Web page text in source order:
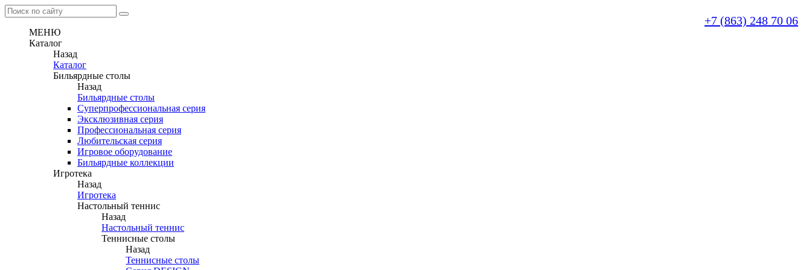
+7 (863) 248 70 06
МЕНЮ
Каталог
Назад
Каталог
Бильярдные столы
Назад
Бильярдные столы
Суперпрофессиональная серия
Эксклюзивная серия
Профессиональная серия
Любительская серия
Игровое оборудование
Бильярдные коллекции
Игротека
Назад
Игротека
Настольный теннис
Назад
Настольный теннис
Теннисные столы
Назад
Теннисные столы